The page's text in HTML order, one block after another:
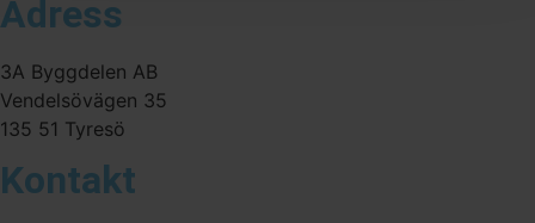
Adress
3A Byggdelen AB
Vendelsövägen 35
135 51 Tyresö
Kontakt